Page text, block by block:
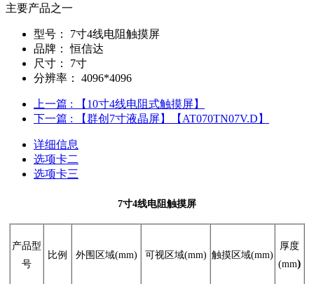
主要产品之一
型号：
7寸4线电阻触摸屏
品牌： 恒信达
尺寸：
7寸
分辨率：
4096*4096
上一篇 : 【10寸4线电阻式触摸屏】
下一篇 : 【群创7寸液晶屏】【AT070TN07V.D】
详细信息
选项卡二
选项卡三
7寸4线电阻触摸屏
产品型
号
比例 外围区域(mm) 可视区域(mm) 触摸区域(mm)
厚度
(mm)